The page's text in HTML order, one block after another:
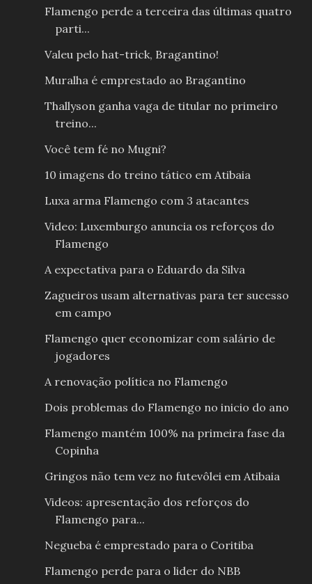
Flamengo perde a terceira das últimas quatro
parti...
Valeu pelo hat-trick, Bragantino!
Muralha é emprestado ao Bragantino
Thallyson ganha vaga de titular no primeiro
treino...
Você tem fé no Mugni?
10 imagens do treino tático em Atibaia
Luxa arma Flamengo com 3 atacantes
Video: Luxemburgo anuncia os reforços do
Flamengo
A expectativa para o Eduardo da Silva
Zagueiros usam alternativas para ter sucesso
em campo
Flamengo quer economizar com salário de
jogadores
A renovação política no Flamengo
Dois problemas do Flamengo no inicio do ano
Flamengo mantém 100% na primeira fase da
Copinha
Gringos não tem vez no futevôlei em Atibaia
Videos: apresentação dos reforços do
Flamengo para...
Negueba é emprestado para o Coritiba
Flamengo perde para o lider do NBB